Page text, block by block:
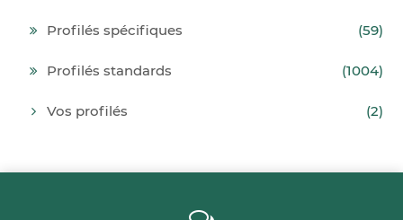
Profilés spécifiques (59)
Profilés standards (1004)
Vos profilés (2)